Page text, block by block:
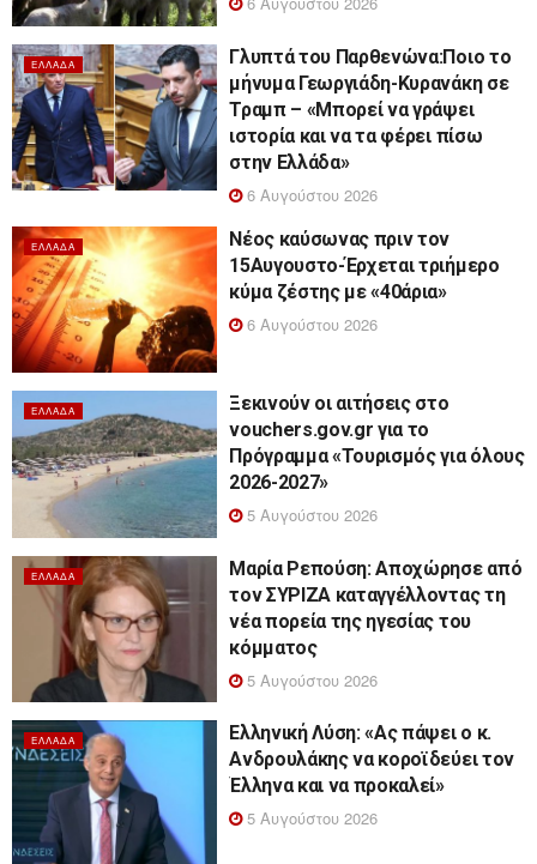
ΕΛΛΆΔΑ
Γλυπτά του Παρθενώνα:Ποιο το
μήνυμα Γεωργιάδη-Κυρανάκη σε
Τραμπ – «Μπορεί να γράψει
ιστορία και να τα φέρει πίσω
στην Ελλάδα»
6 Αυγούστου 2026
ΕΛΛΆΔΑ
Νέος καύσωνας πριν τον
15Αυγουστο-Έρχεται τριήμερο
κύμα ζέστης με «40άρια»
6 Αυγούστου 2026
ΕΛΛΆΔΑ
Ξεκινούν οι αιτήσεις στο
vouchers.gov.gr για το
Πρόγραμμα «Τουρισμός για όλους
2026-2027»
5 Αυγούστου 2026
ΕΛΛΆΔΑ
Μαρία Ρεπούση: Αποχώρησε από
τον ΣΥΡΙΖΑ καταγγέλλοντας τη
νέα πορεία της ηγεσίας του
κόμματος
5 Αυγούστου 2026
ΕΛΛΆΔΑ
Ελληνική Λύση: «Ας πάψει ο κ.
Ανδρουλάκης να κοροϊδεύει τον
Έλληνα και να προκαλεί»
5 Αυγούστου 2026